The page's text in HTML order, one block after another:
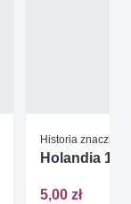
Historia znaczka
Holandia
5,00 zł